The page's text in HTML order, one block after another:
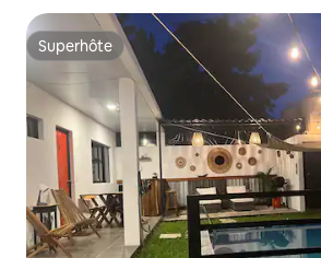
Superhôte
Superhôte